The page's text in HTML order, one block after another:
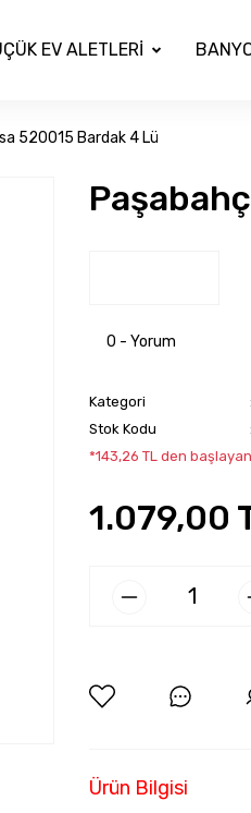
EV ALETLERİ
520015 Bardak 4 Lü
0 - Yorum
Kategori
Stok Kodu
*143,26 TL den
1.079,00
Ürün Bilgisi